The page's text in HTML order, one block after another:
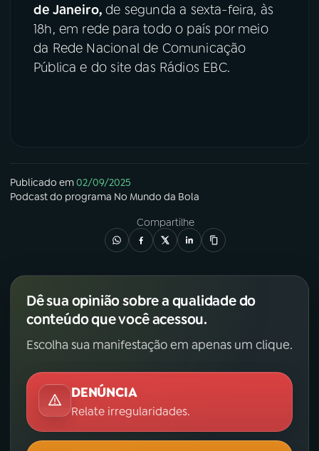
de Janeiro,de segunda a sexta-feira, às
18h, em rede para todo o país por meio
da Rede Nacional de Comunicação
Pública e do site das Rádios EBC.
Publicado em02/09/2025
Podcastdo programa No Mundo da Bola
Compartilhe
Dê sua opinião sobre a qualidade do
conteúdo que você acessou.
Escolha sua manifestação em apenas um clique.
DENÚNCIA
Relate irregularidades.